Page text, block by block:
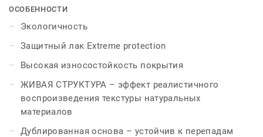
капризов и роскоши королевских апартаментов.
перенеситесь в эту иную, запретную, реальность,
ощутите ее кончиками пальцев… Теперь это возможно
благодаря технологии «ЖИВАЯ СТРУКТУРА»,
создающей реалистичный рельеф покрытия, а
дополнительная основа из полиэстера подарит вам
дополнительный комфорт и обеспечит покрытию
стойкость к перепадам температур.
ОСОБЕННОСТИ
Экологичность
Защитный лак Extreme protection
Высокая износостойкость покрытия
ЖИВАЯ СТРУКТУРА – эффект реалистичного
воспроизведения текстуры натуральных
материалов
Дублированная основа – устойчив к перепадам